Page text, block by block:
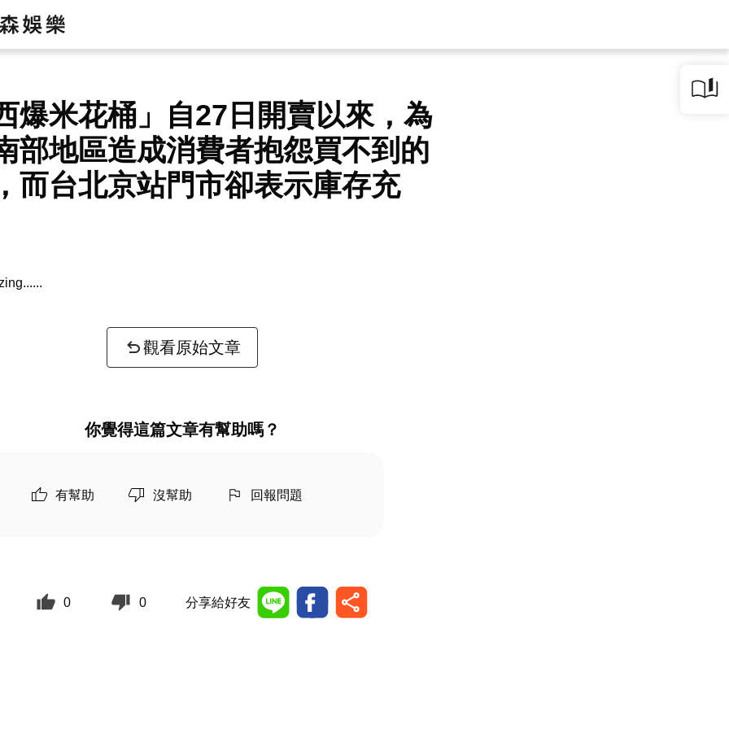
爆米花桶」自27日開賣以來，為
部地區造成消費者抱怨買不到的
而台北京站門市卻表示庫存充
觀看原始文章
你覺得這篇文章有幫助嗎？
有幫助 沒幫助 回報問題
0 0 分享給好友